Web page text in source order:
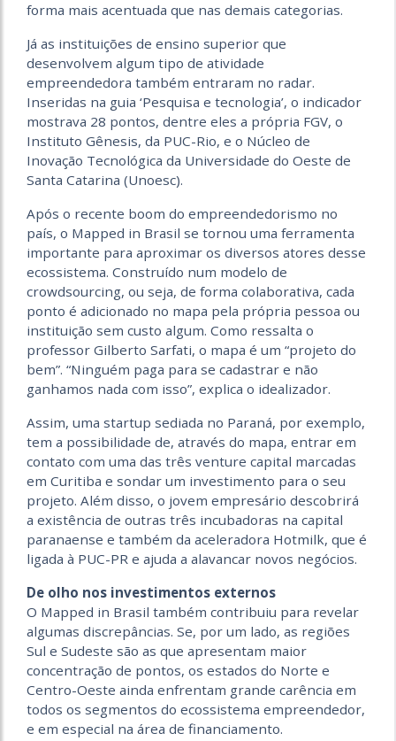
forma mais acentuada que nas demais categorias.
Já as instituições de ensino superior que
desenvolvem algum tipo de atividade
empreendedora também entraram no radar.
Inseridas na guia ‘Pesquisa e tecnologia’, o indicador
mostrava 28 pontos, dentre eles a própria FGV, o
Instituto Gênesis, da PUC-Rio, e o Núcleo de
Inovação Tecnológica da Universidade do Oeste de
Santa Catarina (Unoesc).
Após o recente boom do empreendedorismo no
país, o Mapped in Brasil se tornou uma ferramenta
importante para aproximar os diversos atores desse
ecossistema. Construído num modelo de
crowdsourcing, ou seja, de forma colaborativa, cada
ponto é adicionado no mapa pela própria pessoa ou
instituição sem custo algum. Como ressalta o
professor Gilberto Sarfati, o mapa é um “projeto do
bem”. “Ninguém paga para se cadastrar e não
ganhamos nada com isso”, explica o idealizador.
Assim, uma startup sediada no Paraná, por exemplo,
tem a possibilidade de, através do mapa, entrar em
contato com uma das três venture capital marcadas
em Curitiba e sondar um investimento para o seu
projeto. Além disso, o jovem empresário descobrirá
a existência de outras três incubadoras na capital
paranaense e também da aceleradora Hotmilk, que é
ligada à PUC-PR e ajuda a alavancar novos negócios.
De olho nos investimentos externos
O Mapped in Brasil também contribuiu para revelar
algumas discrepâncias. Se, por um lado, as regiões
Sul e Sudeste são as que apresentam maior
concentração de pontos, os estados do Norte e
Centro-Oeste ainda enfrentam grande carência em
todos os segmentos do ecossistema empreendedor,
e em especial na área de financiamento.